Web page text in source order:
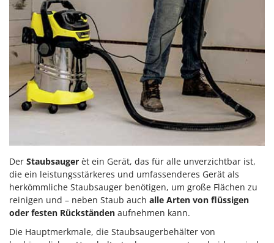
Der Staubsauger èt ein Gerät, das für alle unverzichtbar ist,
die ein leistungsstärkeres und umfassenderes Gerät als
herkömmliche Staubsauger benötigen, um große Flächen zu
reinigen und – neben Staub auch alle Arten von flüssigen
oder festen Rückständen aufnehmen kann.
Die Hauptmerkmale, die Staubsaugerbehälter von